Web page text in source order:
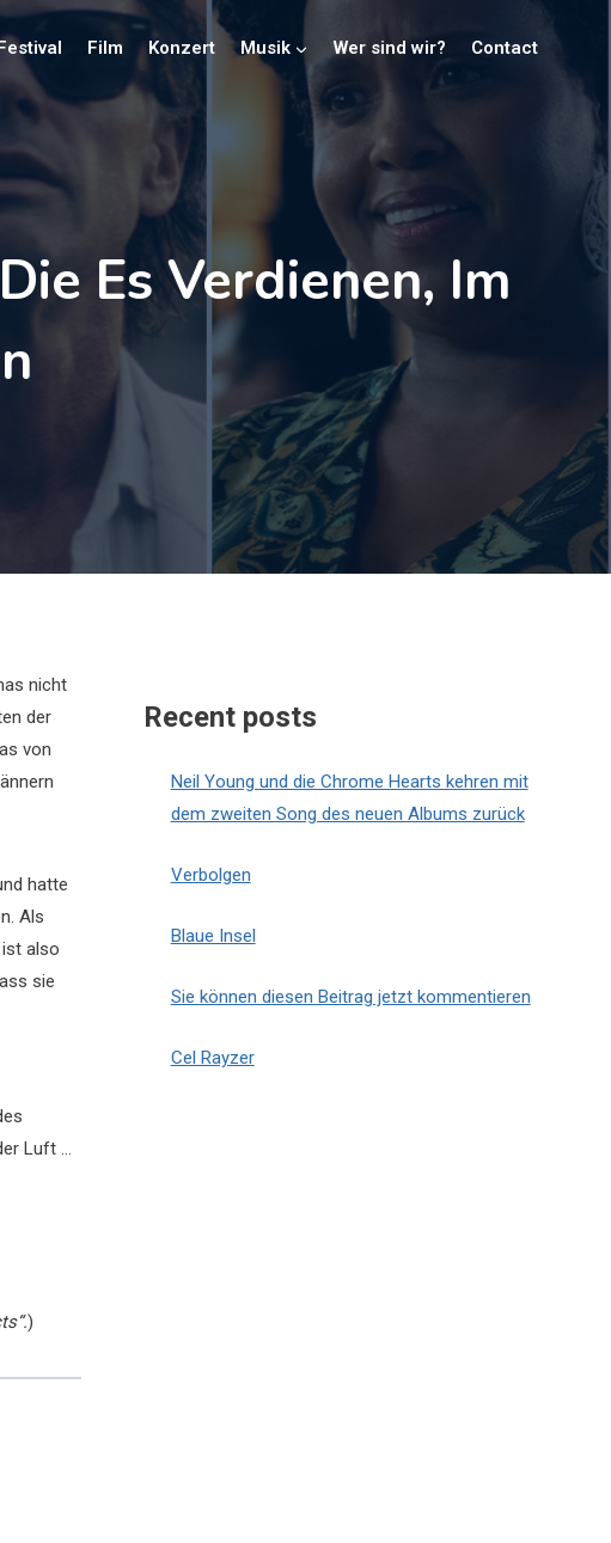
Film Konzert Musik Wer sind wir? Contact
Es Verdienen, Im
nicht
der
von
hatte
Als
also
sie
Luft …
)
Recent posts
Neil Young und die Chrome Hearts kehren mit
dem zweiten Song des neuen Albums zurück
Verbolgen
Blaue Insel
Sie können diesen Beitrag jetzt kommentieren
Cel Rayzer